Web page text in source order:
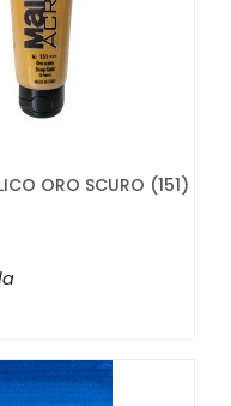
ORO SCURO (151)